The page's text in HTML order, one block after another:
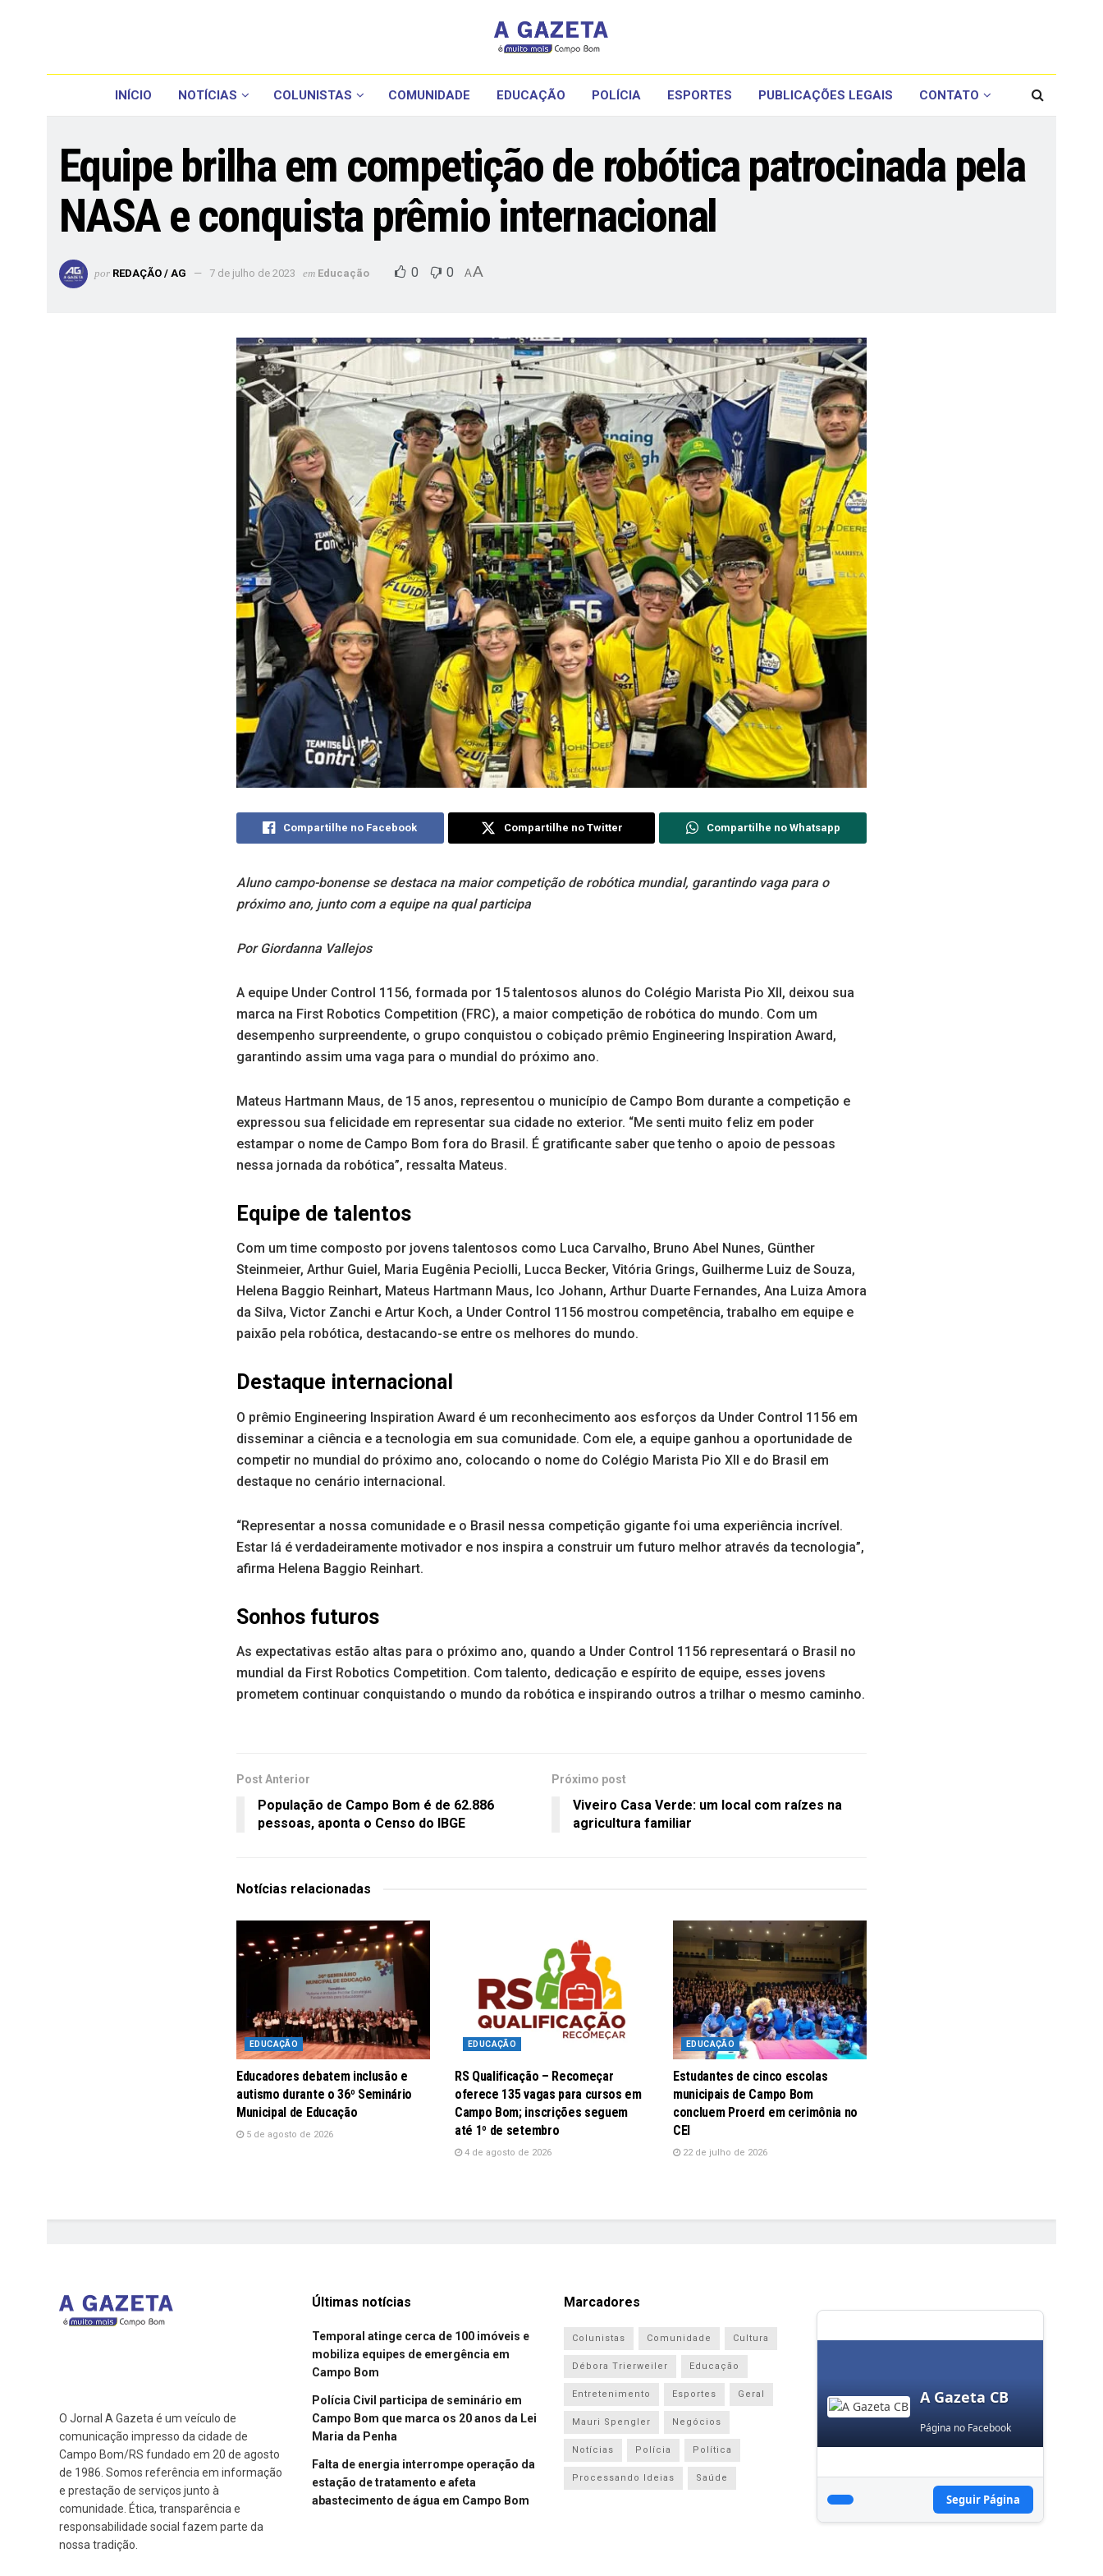
INÍCIO NOTÍCIAS COLUNISTAS COMUNIDADE EDUCAÇÃO POLÍCIA ESPORTES PUBLICAÇÕES LEGAIS CONTATO
Equipe brilha em competição de robótica patrocinada pela
NASA e conquista prêmio internacional
por REDAÇÃO / AG 7 de julho de 2023 em Educação 0 0 AA
Compartilhe no Facebook Compartilhe no Twitter Compartilhe no Whatsapp
Aluno campo-bonense se destaca na maior competição de robótica mundial, garantindo vaga para o
próximo ano, junto com a equipe na qual participa
Por Giordanna Vallejos
A equipe Under Control 1156, formada por 15 talentosos alunos do Colégio Marista Pio XII, deixou sua
marca na First Robotics Competition (FRC), a maior competição de robótica do mundo. Com um
desempenho surpreendente, o grupo conquistou o cobiçado prêmio Engineering Inspiration Award,
garantindo assim uma vaga para o mundial do próximo ano.
Mateus Hartmann Maus, de 15 anos, representou o município de Campo Bom durante a competição e
expressou sua felicidade em representar sua cidade no exterior. “Me senti muito feliz em poder
estampar o nome de Campo Bom fora do Brasil. É gratificante saber que tenho o apoio de pessoas
nessa jornada da robótica”, ressalta Mateus.
Equipe de talentos
Com um time composto por jovens talentosos como Luca Carvalho, Bruno Abel Nunes, Günther
Steinmeier, Arthur Guiel, Maria Eugênia Peciolli, Lucca Becker, Vitória Grings, Guilherme Luiz de Souza,
Helena Baggio Reinhart, Mateus Hartmann Maus, Ico Johann, Arthur Duarte Fernandes, Ana Luiza Amora
da Silva, Victor Zanchi e Artur Koch, a Under Control 1156 mostrou competência, trabalho em equipe e
paixão pela robótica, destacando-se entre os melhores do mundo.
Destaque internacional
O prêmio Engineering Inspiration Award é um reconhecimento aos esforços da Under Control 1156 em
disseminar a ciência e a tecnologia em sua comunidade. Com ele, a equipe ganhou a oportunidade de
competir no mundial do próximo ano, colocando o nome do Colégio Marista Pio XII e do Brasil em
destaque no cenário internacional.
“Representar a nossa comunidade e o Brasil nessa competição gigante foi uma experiência incrível.
Estar lá é verdadeiramente motivador e nos inspira a construir um futuro melhor através da tecnologia”,
afirma Helena Baggio Reinhart.
Sonhos futuros
As expectativas estão altas para o próximo ano, quando a Under Control 1156 representará o Brasil no
mundial da First Robotics Competition. Com talento, dedicação e espírito de equipe, esses jovens
prometem continuar conquistando o mundo da robótica e inspirando outros a trilhar o mesmo caminho.
Post Anterior
População de Campo Bom é de 62.886
pessoas, aponta o Censo do IBGE
Próximo post
Viveiro Casa Verde: um local com raízes na
agricultura familiar
Notícias relacionadas
EDUCAÇÃO
Educadores debatem inclusão e
autismo durante o 36º Seminário
Municipal de Educação
5 de agosto de 2026
EDUCAÇÃO
RS Qualificação – Recomeçar
oferece 135 vagas para cursos em
Campo Bom; inscrições seguem
até 1º de setembro
4 de agosto de 2026
EDUCAÇÃO
Estudantes de cinco escolas
municipais de Campo Bom
concluem Proerd em cerimônia no
CEI
22 de julho de 2026
O Jornal A Gazeta é um veículo de
comunicação impresso da cidade de
Campo Bom/RS fundado em 20 de agosto
de 1986. Somos referência em informação
e prestação de serviços junto à
comunidade. Ética, transparência e
responsabilidade social fazem parte da
nossa tradição.
Últimas notícias
Temporal atinge cerca de 100 imóveis e
mobiliza equipes de emergência em
Campo Bom
Polícia Civil participa de seminário em
Campo Bom que marca os 20 anos da Lei
Maria da Penha
Falta de energia interrompe operação da
estação de tratamento e afeta
abastecimento de água em Campo Bom
Marcadores
Colunistas Comunidade Cultura
Débora Trierweiler Educação
Entretenimento Esportes Geral
Mauri Spengler Negócios
Notícias Polícia Política
Processando Ideias Saúde
A Gazeta CB
Página no Facebook
Seguir Página